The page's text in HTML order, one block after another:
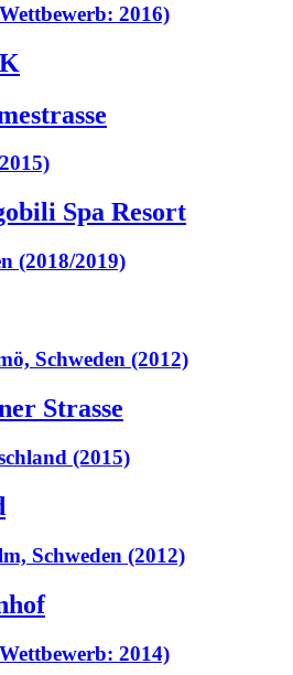
2016)
Spa Resort
(2018/2019)
Schweden (2012)
Strasse
(2015)
Schweden (2012)
2014)